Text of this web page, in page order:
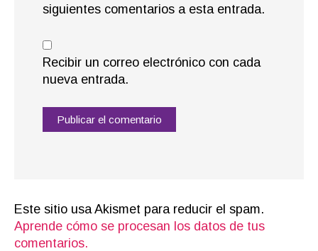
siguientes comentarios a esta entrada.
Recibir un correo electrónico con cada
nueva entrada.
Este sitio usa Akismet para reducir el spam.
Aprende cómo se procesan los datos de tus
comentarios.